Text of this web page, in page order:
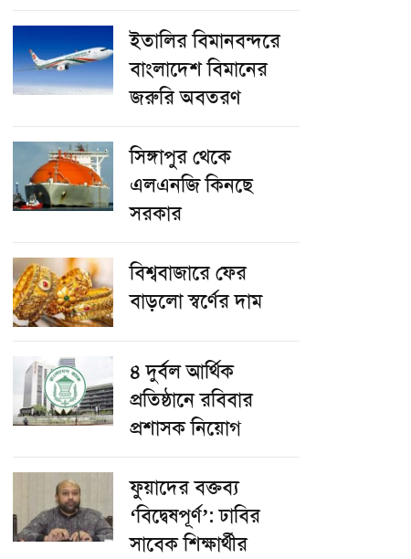
ইতালির বিমানবন্দরে
বাংলাদেশ বিমানের
জরুরি অবতরণ
সিঙ্গাপুর থেকে
এলএনজি কিনছে
সরকার
বিশ্ববাজারে ফের
বাড়লো স্বর্ণের দাম
৪ দুর্বল আর্থিক
প্রতিষ্ঠানে রবিবার
প্রশাসক নিয়োগ
ফুয়াদের বক্তব্য
‘বিদ্বেষপূর্ণ’: ঢাবির
সাবেক শিক্ষার্থীর